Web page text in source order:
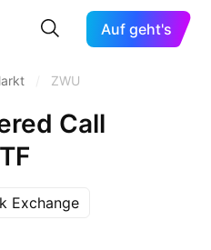
Auf geht's
ZWU
Call
Exchange